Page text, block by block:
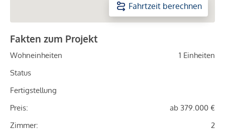
Fahrtzeit berechnen
Fakten zum Projekt
Wohneinheiten
1 Einheiten
Status
Fertigstellung
Preis:
ab 379.000 €
Zimmer:
2